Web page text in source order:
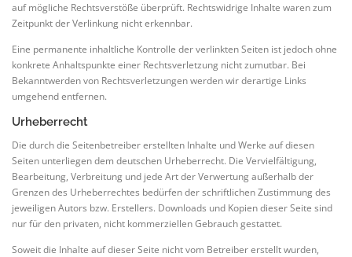
auf mögliche Rechtsverstöße überprüft. Rechtswidrige Inhalte waren zum
Zeitpunkt der Verlinkung nicht erkennbar.
Eine permanente inhaltliche Kontrolle der verlinkten Seiten ist jedoch ohne
konkrete Anhaltspunkte einer Rechtsverletzung nicht zumutbar. Bei
Bekanntwerden von Rechtsverletzungen werden wir derartige Links
umgehend entfernen.
Urheberrecht
Die durch die Seitenbetreiber erstellten Inhalte und Werke auf diesen
Seiten unterliegen dem deutschen Urheberrecht. Die Vervielfältigung,
Bearbeitung, Verbreitung und jede Art der Verwertung außerhalb der
Grenzen des Urheberrechtes bedürfen der schriftlichen Zustimmung des
jeweiligen Autors bzw. Erstellers. Downloads und Kopien dieser Seite sind
nur für den privaten, nicht kommerziellen Gebrauch gestattet.
Soweit die Inhalte auf dieser Seite nicht vom Betreiber erstellt wurden,